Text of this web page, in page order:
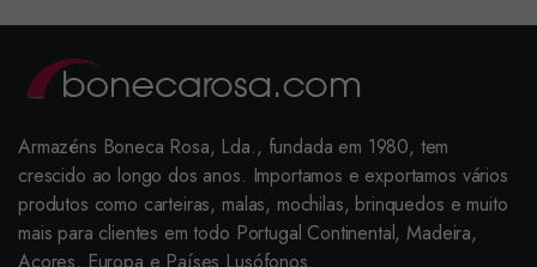
Armazéns Boneca Rosa, Lda., fundada em 1980, tem
crescido ao longo dos anos. Importamos e exportamos vários
produtos como carteiras, malas, mochilas, brinquedos e muito
mais para clientes em todo Portugal Continental, Madeira,